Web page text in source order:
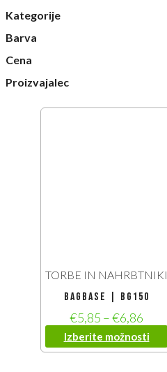
Kategorije
Barva
Cena
Proizvajalec
TORBE IN NAHRBTNIKI
BagBase | BG150
€5,85 –€6,86
Izberite možnosti